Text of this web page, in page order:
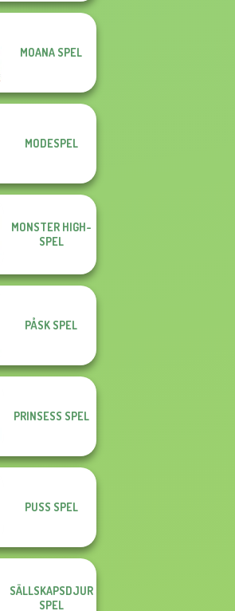
MOANA SPEL
MODESPEL
MONSTER HIGH-
SPEL
PÅSK SPEL
PRINSESS SPEL
PUSS SPEL
SÄLLSKAPSDJUR
SPEL